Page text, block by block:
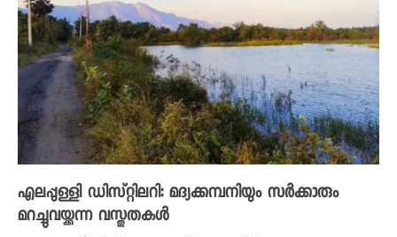
എലപ്പുള്ളി ഡിസ്റ്റിലറി: മദ്യക്കമ്പനിയും സർക്കാരും
മറച്ചുവയ്ക്കുന്ന വസ്തുതകൾ